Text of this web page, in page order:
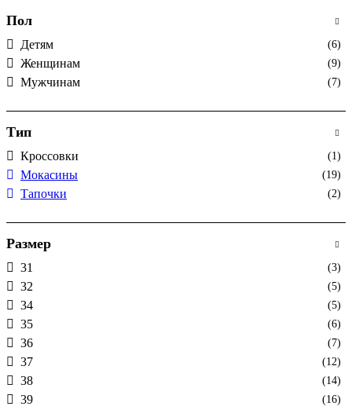
Пол
Детям (6)
Женщинам (9)
Мужчинам (7)
Тип
Кроссовки (1)
Мокасины (19)
Тапочки (2)
Размер
31 (3)
32 (5)
34 (5)
35 (6)
36 (7)
37 (12)
38 (14)
39 (16)